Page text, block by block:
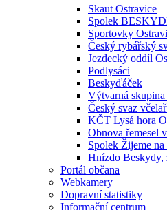
Skaut Ostravice
Spolek
Sportovky
Český rybářský
Jezdecký oddíl
Podlysáci
Beskyďáček
Výtvarná skupina
Český svaz
KČT Lysá hora
Obnova řemesel
Spolek Žijeme na
Hnízdo Beskydy,
Portál občana
Webkamery
Dopravní statistiky
Informační centrum